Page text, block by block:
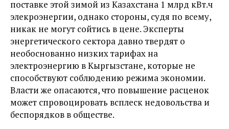
поставке этой зимой из Казахстана 1 млрд кВт.ч
элекроэнергии, однако стороны, судя по всему,
никак не могут сойтись в цене. Эксперты
энергетического сектора давно твердят о
необоснованно низких тарифах на
электроэнергию в Кыргызстане, которые не
способствуют соблюдению режима экономии.
Власти же опасаются, что повышение расценок
может спровоцировать всплеск недовольства и
беспорядков в обществе.